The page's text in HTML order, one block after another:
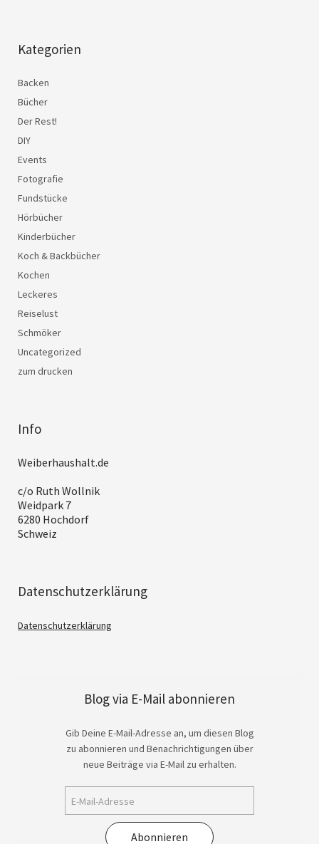
Kategorien
Backen
Bücher
Der Rest!
DIY
Events
Fotografie
Fundstücke
Hörbücher
Kinderbücher
Koch & Backbücher
Kochen
Leckeres
Reiselust
Schmöker
Uncategorized
zum drucken
Info
Weiberhaushalt.de
c/o Ruth Wollnik
Weidpark 7
6280 Hochdorf
Schweiz
Datenschutzerklärung
Datenschutzerklärung
Blog via E-Mail abonnieren
Gib Deine E-Mail-Adresse an, um diesen Blog
zu abonnieren und Benachrichtigungen über
neue Beiträge via E-Mail zu erhalten.
Abonnieren